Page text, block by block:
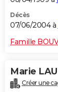
Décès
07/06/2004 à
Famille
Marie
Créer une